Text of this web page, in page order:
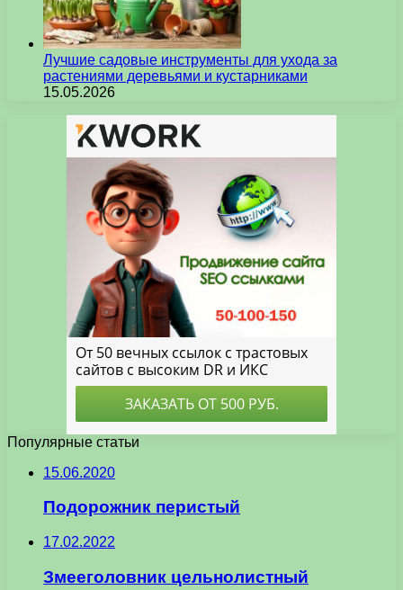
Лучшие садовые инструменты для ухода за
растениями деревьями и кустарниками
15.05.2026
Популярные статьи
15.06.2020
Подорожник перистый
17.02.2022
Змееголовник цельнолистный